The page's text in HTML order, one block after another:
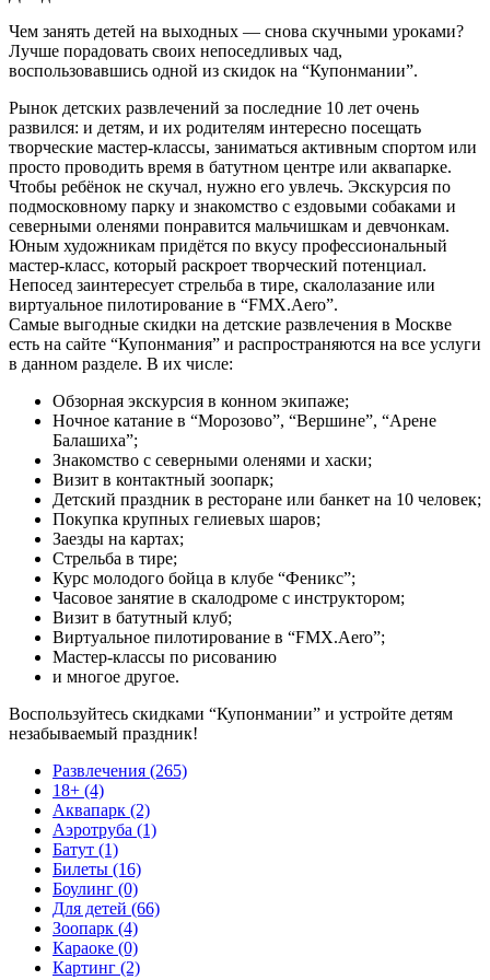
Чем занять детей на выходных — снова скучными уроками?
Лучше порадовать своих непоседливых чад,
воспользовавшись одной из скидок на “Купонмании”.
Рынок детских развлечений за последние 10 лет очень
развился: и детям, и их родителям интересно посещать
творческие мастер-классы, заниматься активным спортом или
просто проводить время в батутном центре или аквапарке.
Чтобы ребёнок не скучал, нужно его увлечь. Экскурсия по
подмосковному парку и знакомство с ездовыми собаками и
северными оленями понравится мальчишкам и девчонкам.
Юным художникам придётся по вкусу профессиональный
мастер-класс, который раскроет творческий потенциал.
Непосед заинтересует стрельба в тире, скалолазание или
виртуальное пилотирование в “FMX.Aero”.
Самые выгодные скидки на детские развлечения в Москве
есть на сайте “Купонмания” и распространяются на все услуги
в данном разделе. В их числе:
Обзорная экскурсия в конном экипаже;
Ночное катание в “Морозово”, “Вершине”, “Арене
Балашиха”;
Знакомство с северными оленями и хаски;
Визит в контактный зоопарк;
Детский праздник в ресторане или банкет на 10 человек;
Покупка крупных гелиевых шаров;
Заезды на картах;
Стрельба в тире;
Курс молодого бойца в клубе “Феникс”;
Часовое занятие в скалодроме с инструктором;
Визит в батутный клуб;
Виртуальное пилотирование в “FMX.Aero”;
Мастер-классы по рисованию
и многое другое.
Воспользуйтесь скидками “Купонмании” и устройте детям
незабываемый праздник!
Развлечения (265)
18+ (4)
Аквапарк (2)
Аэротруба (1)
Батут (1)
Билеты (16)
Боулинг (0)
Для детей (66)
Зоопарк (4)
Караоке (0)
Картинг (2)